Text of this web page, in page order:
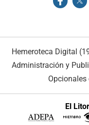
Hemeroteca Digital
Administración y
Opcionales
El